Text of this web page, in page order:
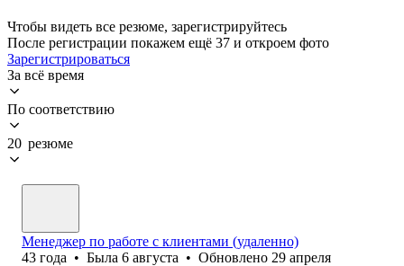
Чтобы видеть все резюме, зарегистрируйтесь
После регистрации покажем ещё 37 и откроем фото
Зарегистрироваться
За всё время
По соответствию
20 резюме
Менеджер по работе с клиентами (удаленно)
43 года • Была 6 августа • Обновлено 29 апреля